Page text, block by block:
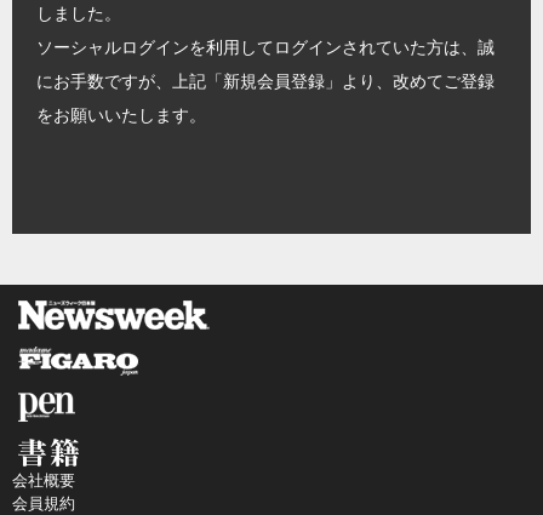
しました。
ソーシャルログインを利用してログインされていた方は、誠
にお手数ですが、上記「新規会員登録」より、改めてご登録
をお願いいたします。
会社概要
会員規約